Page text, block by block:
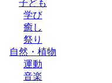
子ども
学び
癒し
祭り
自然・植物
運動
音楽